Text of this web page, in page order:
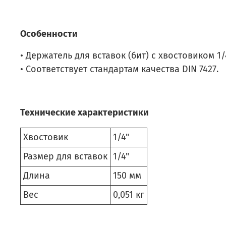
Особенности
• Держатель для вставок (бит) с хвостовиком 1/
• Соответствует стандартам качества DIN 7427.
Технические характеристики
Хвостовик
1/4"
Размер для вставок 1/4"
Длина
150 мм
Вес
0,051 кг